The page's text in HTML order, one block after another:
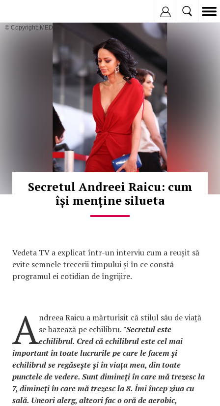
© Copyright: MEDIAFAX
Secretul Andreei Raicu: cum
își menține silueta
Vedeta TV a explicat într-un interviu cum a reușit să
evite semnele trecerii timpului și în ce constă
programul ei cotidian de îngrijire.
Andreea Raicu a mărturisit că stilul său de viață
se bazează pe echilibru. "Secretul este
echilibrul. Cred că echilibrul este cel mai
important în toate lucrurile pe care le facem şi
echilibrul se regăseşte şi în viaţa mea, din toate
punctele de vedere. Sunt dimineţi în care mă trezesc la
7, dimineţi în care mă trezesc la 8. Îmi încep ziua cu
sală. Uneori alerg, alteori fac o oră de aerobic,